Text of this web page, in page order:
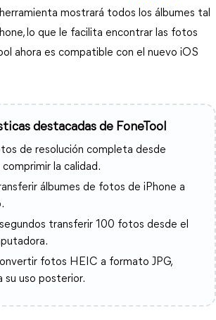
mostrará todos los álbumes tal
lo que le facilita encontrar las fotos
ahora es compatible con el nuevo iOS
destacadas de FoneTool
de resolución completa desde
la calidad.
álbumes de fotos de iPhone a
transferir 100 fotos desde el
fotos HEIC a formato JPG,
su uso posterior.